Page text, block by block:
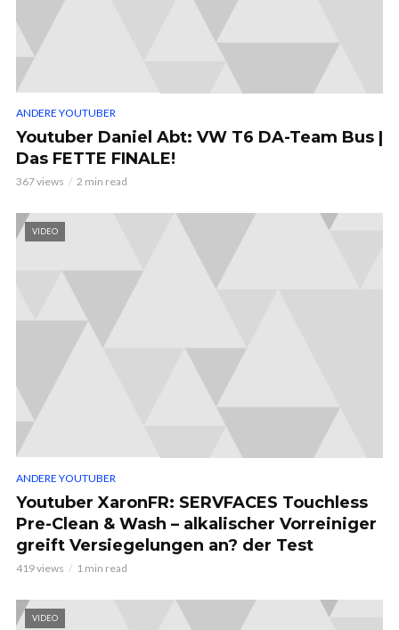
ANDERE YOUTUBER
Youtuber Daniel Abt: VW T6 DA-Team Bus |
Das FETTE FINALE!
367 views 2 min read
VIDEO
ANDERE YOUTUBER
Youtuber XaronFR: SERVFACES Touchless
Pre-Clean & Wash – alkalischer Vorreiniger
greift Versiegelungen an? der Test
419 views 1 min read
VIDEO